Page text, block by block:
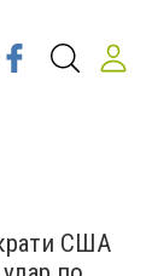
США